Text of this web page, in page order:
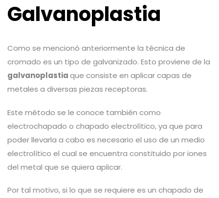
Galvanoplastia
Como se mencionó anteriormente la técnica de
cromado es un tipo de galvanizado. Esto proviene de la
galvanoplastiaque consiste en aplicar capas de
metales a diversas piezas receptoras.
Este método se le conoce también como
electrochapado o chapado electrolítico, ya que para
poder llevarla a cabo es necesario el uso de un medio
electrolítico el cual se encuentra constituido por iones
del metal que se quiera aplicar.
Por tal motivo, si lo que se requiere es un chapado de